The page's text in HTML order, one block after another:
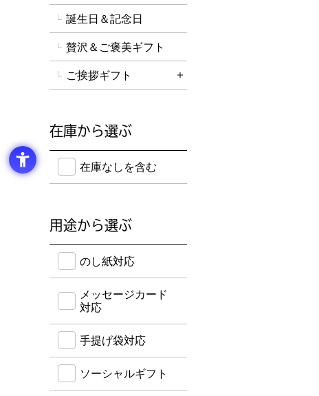
誕生日＆記念日
贅沢＆ご褒美ギフト
ご挨拶ギフト 詳細を開く
在庫から選ぶ
在庫のない商品を含めて検索することができます。
在庫なしを含む
用途から選ぶ
のし紙・メッセージカード・手提げ袋に対応している
のし紙対応
メッセージカード
対応
手提げ袋対応
ソーシャルギフト